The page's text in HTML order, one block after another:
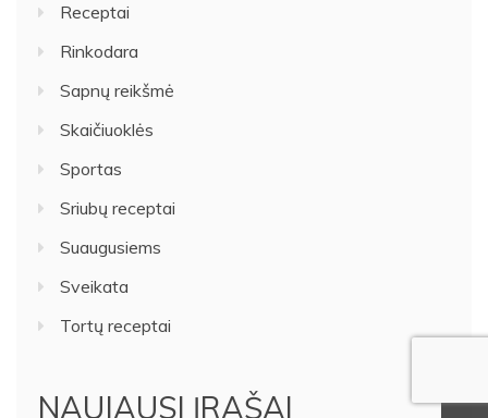
Receptai
Rinkodara
Sapnų reikšmė
Skaičiuoklės
Sportas
Sriubų receptai
Suaugusiems
Sveikata
Tortų receptai
NAUJAUSI ĮRAŠAI